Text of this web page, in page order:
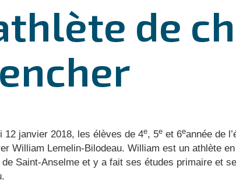
de
12 janvier 2018, les élèves de 4e, 5e et 6eannée de
William Lemelin-Bilodeau. William est un athlète
Saint-Anselme et y a fait ses études primaire et